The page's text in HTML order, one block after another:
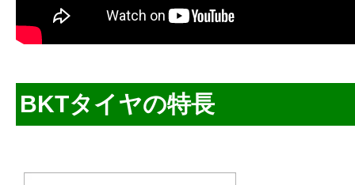
BKTタイヤの特長